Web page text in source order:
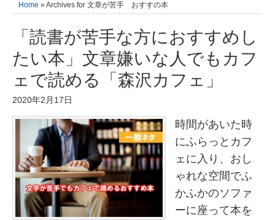
Home » Archives for 文章が苦手 おすすの本
「読書が苦手な方におすすめし
たい本」文章嫌いな人でもカフ
ェで読める「森沢カフェ」
2020年2月17日
時間があいた時
にふらっとカフ
ェに入り、おし
ゃれな空間でふ
かふかのソファ
ーに座って本を